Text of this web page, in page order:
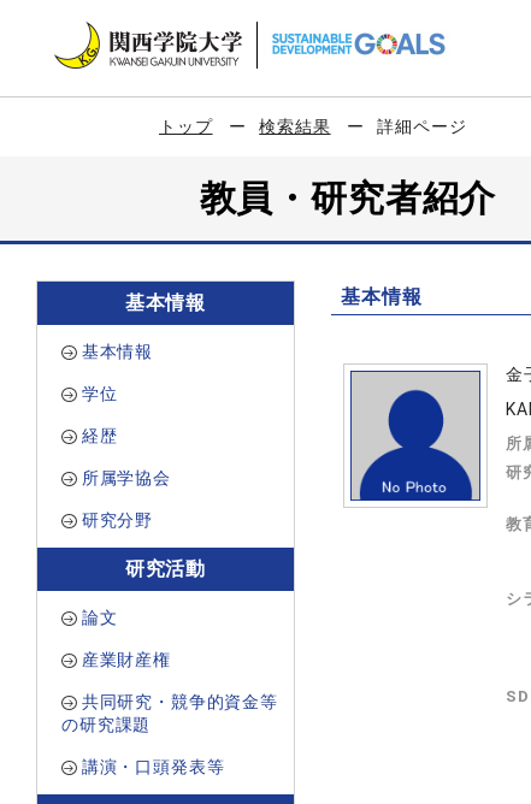
トップ 検索結果 詳細ページ
教員・研究者紹
基本情報
基本情報
学位
経歴
所属学協会
研究分野
研究活動
論文
産業財産権
共同研究・競争的資金等
の研究課題
講演・口頭発表等
基本情報
金
所
研
教
シ